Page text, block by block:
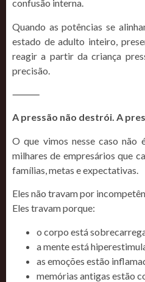
confusão interna.
Quando as potências se
estado de adulto inteiro,
reagir a partir da criança
precisão.
⸻
A pressão não destrói. A
O que vimos nesse caso não
milhares de empresários que
famílias, metas e expectativas.
Eles não travam por
Eles travam porque:
o corpo está
a mente está
as emoções estão
memórias antigas estão